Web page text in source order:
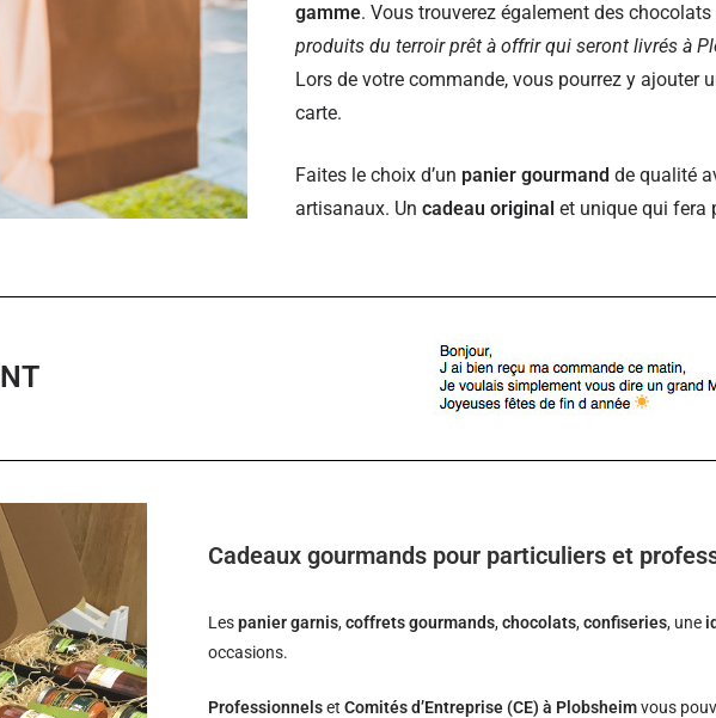
gamme. Vous trouverez également des
produits du terroir prêt à offrir qui seront livrés à
Lors de votre commande, vous pourrez y ajouter
carte.
Faites le choix d’un panier gourmand de qualité
artisanaux. Un cadeau original et unique qui fera
Cadeaux gourmands pour particuliers et
Lespanier garnis,coffrets gourmands,chocolats,confiseries, une
occasions.
ProfessionnelsetComités d’Entreprise (CE) à Plobsheimvous